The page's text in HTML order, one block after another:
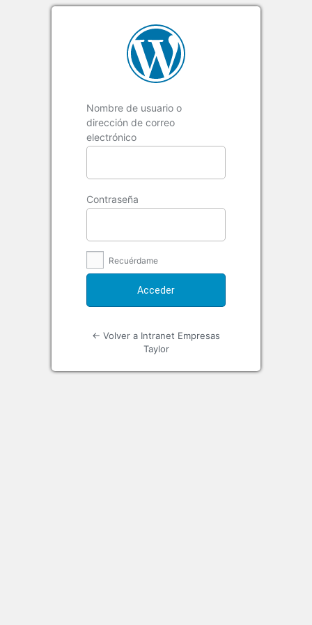
Nombre de usuario o
dirección de correo
electrónico
Contraseña
Recuérdame
← Volver a Intranet Empresas
Taylor